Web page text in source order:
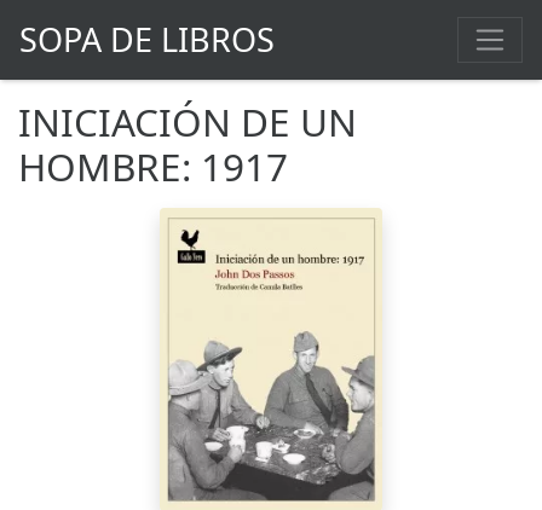
SOPA DE LIBROS
INICIACIÓN DE UN
HOMBRE: 1917